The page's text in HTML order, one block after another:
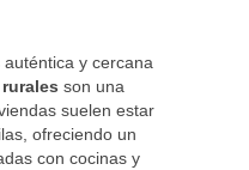
y cercana
son una
suelen estar
ofreciendo un
con cocinas y